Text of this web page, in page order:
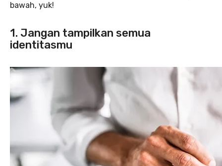
bawah, yuk!
1. Jangan tampilkan semua
identitasmu